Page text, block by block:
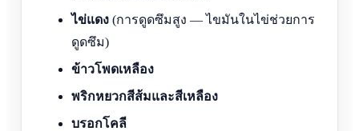
ไข่แดง (การดูดซึมสูง — ไขมันในไข่ช่วยการ
ดูดซึม)
ข้าวโพดเหลือง
พริกหยวกสีส้มและสีเหลือง
บรอกโคลี